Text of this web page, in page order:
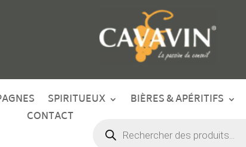
SPIRITUEUX BIÈRES & APÉRITIFS
CONTACT
produits